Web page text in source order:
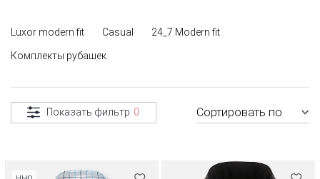
Luxor modern fit Casual 24_7 Modern fit
Комплекты рубашек
Показать фильтр 0 Сортировать по